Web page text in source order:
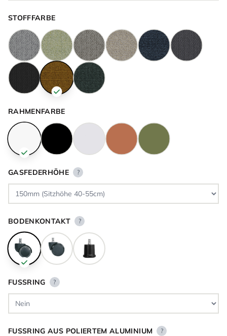
STOFFFARBE
RAHMENFARBE
GASFEDERHÖHE ?
BODENKONTAKT ?
FUSSRING ?
FUSSRING AUS POLIERTEM ALUMINIUM ?